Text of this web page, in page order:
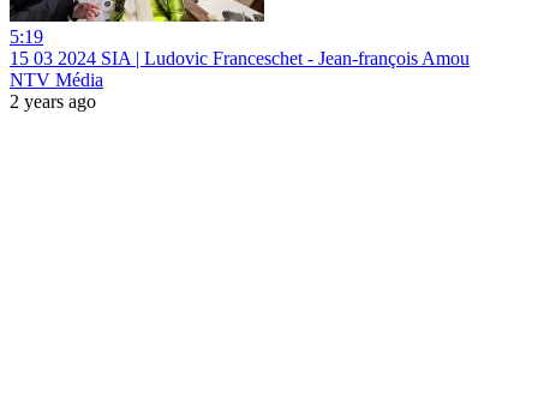
5:19
15 03 2024 SIA | Ludovic Franceschet - Jean-françois Amou
NTV Média
2 years ago